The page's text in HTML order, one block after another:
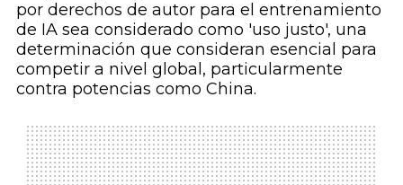
por derechos de autor para el entrenamiento
de IA sea considerado como 'uso justo', una
determinación que consideran esencial para
competir a nivel global, particularmente
contra potencias como China.